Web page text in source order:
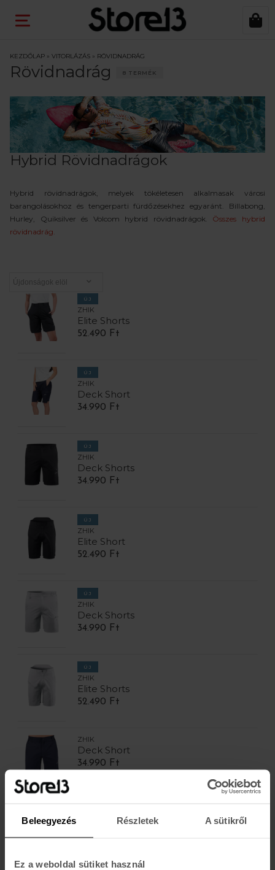
Beleegyezés Részletek A sütikről
Ez a weboldal sütiket használ
KEZDŐLAP » VITORLÁZÁS » RÖVIDNADRÁG
Rövidnadrág 8 TERMÉK
Hybrid Rövidnadrágok
Hybrid rövidnadrágok, melyek tökéletesen alkalmasak városi
barangolásokhoz és tengerparti fürdőzésekhez egyaránt. Billabong,
Hurley, Quiksilver és Volcom hybrid rövidnadrágok. Összes hybrid
rövidnadrág.
ÚJ
ZHIK
Elite Shorts
52.490 Ft
ÚJ
ZHIK
Deck Short
34.990 Ft
ÚJ
ZHIK
Deck Shorts
34.990 Ft
ÚJ
ZHIK
Elite Short
52.490 Ft
ÚJ
ZHIK
Deck Shorts
34.990 Ft
ÚJ
ZHIK
Elite Shorts
52.490 Ft
ZHIK
Deck Short
34.990 Ft
Deck Shorts
34.990 Ft